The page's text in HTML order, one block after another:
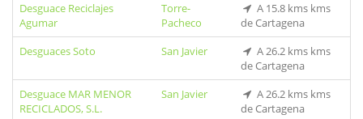
Desguace Reciclajes
Agumar
Torre-
Pacheco
A 15.8 kms kms
de Cartagena
Desguaces Soto
San Javier
A 26.2 kms kms
de Cartagena
Desguace MAR MENOR
RECICLADOS, S.L.
San Javier
A 26.2 kms kms
de Cartagena